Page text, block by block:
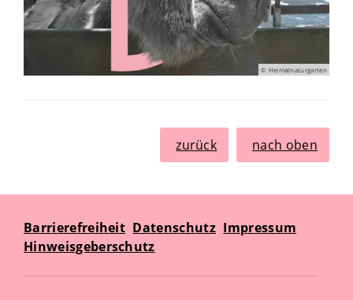
© Heimatnaturgarten
zurück nach oben
Barrierefreiheit Datenschutz Impressum
Hinweisgeberschutz